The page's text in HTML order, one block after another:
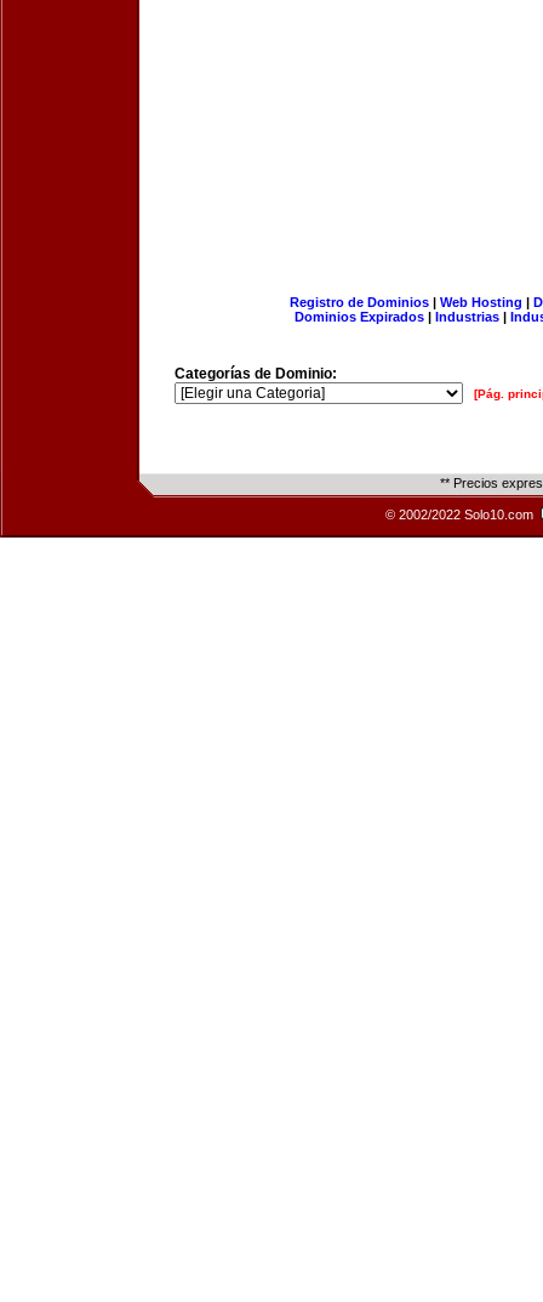
Registro de Dominios| Web Hosting |
Dominios Expirados | Industrias |
Categorías de Dominio:
[Pág.
** Precios
© 2002/2022 Solo10.com